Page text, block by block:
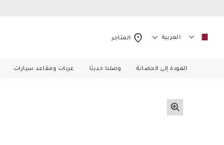
العربية المتاجر
العودة إلى الحضانة وصلنا حديثا عربات ومقاعد سيارات